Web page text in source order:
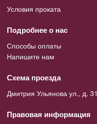
Условия проката
Подробнее о нас
Способы оплаты
Напишите нам
Схема проезда
Дмитрия Ульянова ул., д. 31
Правовая информация